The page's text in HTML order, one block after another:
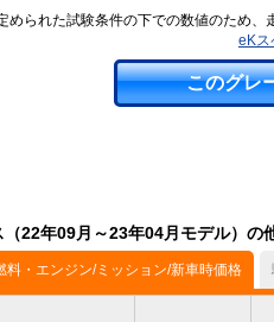
られた試験条件の下での数値のため、
eKス
このグレ
22年09月～23年04月モデル）の
料・エンジン/ミッション/新車時価格